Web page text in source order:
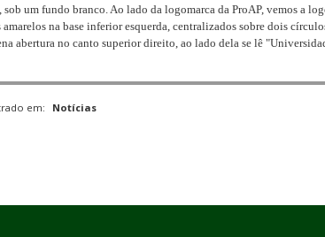
sob um fundo branco. Ao lado da logomarca da ProAP, vemos a
amarelos na base inferior esquerda, centralizados sobre dois
abertura no canto superior direito, ao lado dela se lê
em: Notícias